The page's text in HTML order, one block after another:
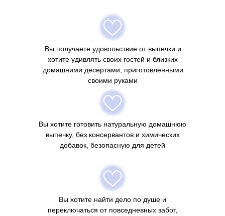
Вы получаете удовольствие от выпечки и
хотите удивлять своих гостей и близких
домашними десертами, приготовленными
своими руками
Вы хотите готовить натуральную домашнюю
выпечку, без консервантов и химических
добавок, безопасную для детей
Вы хотите найти дело по душе и
переключаться от повседневных забот,